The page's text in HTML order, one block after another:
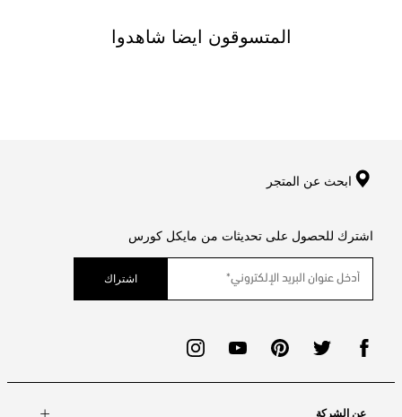
المتسوقون ايضا شاهدوا
ابحث عن المتجر
اشترك للحصول على تحديثات من مايكل كورس
اشتراك
عن الشركة